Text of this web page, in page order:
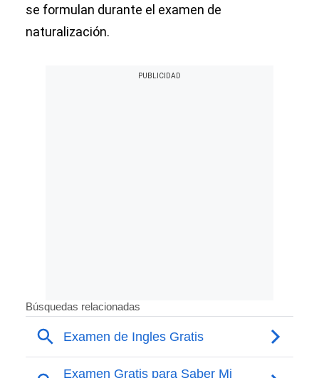
se formulan durante el examen de
naturalización.